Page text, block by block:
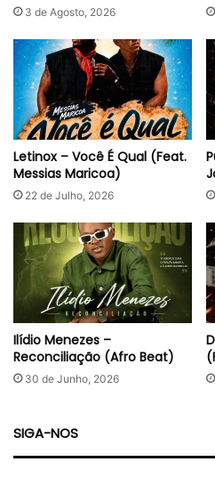
3 de Agosto, 2026
Letinox – Você É Qual (Feat.
Messias Maricoa)
22 de Julho, 2026
Ilídio Menezes –
Reconciliação (Afro Beat)
30 de Junho, 2026
SIGA-NOS